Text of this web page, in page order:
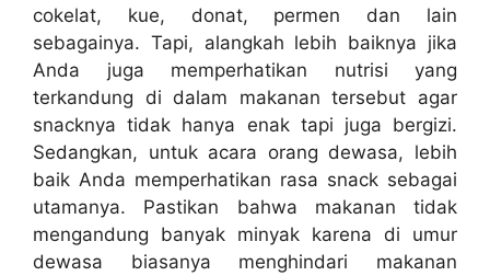
cokelat, kue, donat, permen dan lain
sebagainya. Tapi, alangkah lebih baiknya jika
Anda juga memperhatikan nutrisi yang
terkandung di dalam makanan tersebut agar
snacknya tidak hanya enak tapi juga bergizi.
Sedangkan, untuk acara orang dewasa, lebih
baik Anda memperhatikan rasa snack sebagai
utamanya. Pastikan bahwa makanan tidak
mengandung banyak minyak karena di umur
dewasa biasanya menghindari makanan